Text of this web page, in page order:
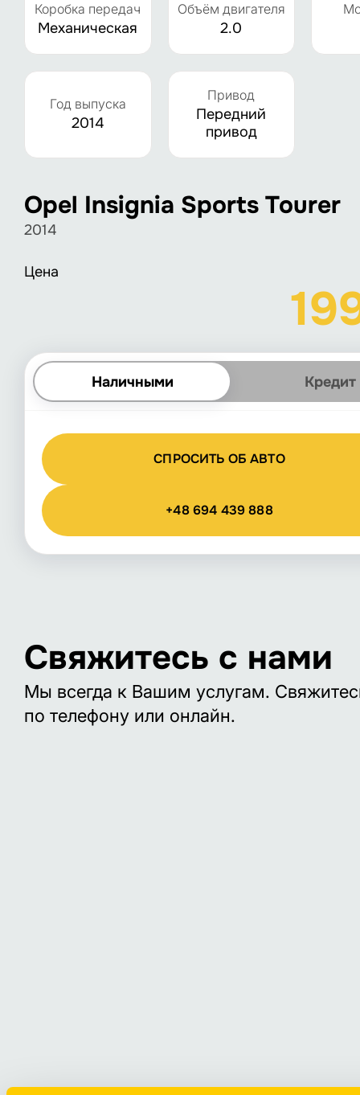
Коробка передач
Механическая
Объём двигателя
2.0
Год выпуска
2014
Привод
Передний
привод
Opel Insignia Sports Tourer
2014
Цена
Наличными Кредит
СПРОСИТЬ ОБ АВТО
+48 694 439 888
Свяжитесь с нами
Мы всегда к Вашим услугам.
по телефону или онлайн.